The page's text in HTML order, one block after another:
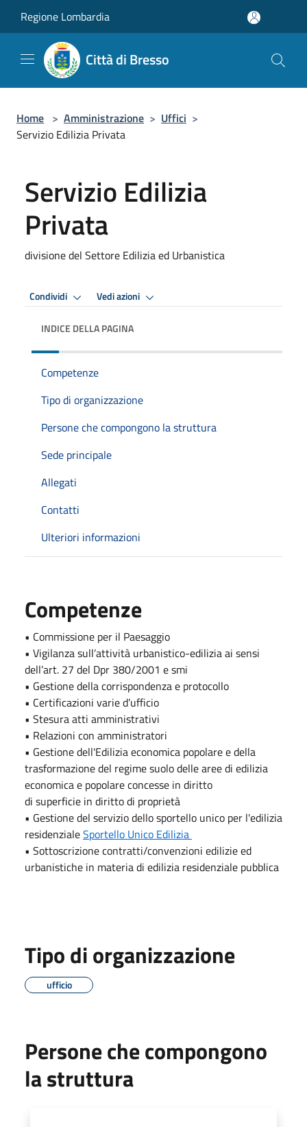
Regione Lombardia
Città di Bresso
Home > Amministrazione > Uffici >
Servizio Edilizia Privata
Servizio Edilizia
Privata
divisione del Settore Edilizia ed Urbanistica
Condividi Vedi azioni
INDICE DELLA PAGINA
Competenze
Tipo di organizzazione
Persone che compongono la struttura
Sede principale
Allegati
Contatti
Ulteriori informazioni
Competenze
• Commissione per il Paesaggio
• Vigilanza sull’attività urbanistico-edilizia ai sensi
dell’art. 27 del Dpr 380/2001 e smi
• Gestione della corrispondenza e protocollo
• Certificazioni varie d’ufficio
• Stesura atti amministrativi
• Relazioni con amministratori
• Gestione dell'Edilizia economica popolare e della
trasformazione del regime suolo delle aree di edilizia
economica e popolare concesse in diritto
di superficie in diritto di proprietà
• Gestione del servizio dello sportello unico per l'edilizia
residenzialeSportello Unico Edilizia
• Sottoscrizione contratti/convenzioni edilizie ed
urbanistiche in materia di edilizia residenziale pubblica
Tipo di organizzazione
ufficio
Persone che compongono
la struttura